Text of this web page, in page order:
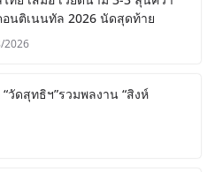
นติเนนทัล 2026 นัดสุดท้าย
2026
วัดสุทธิฯ”รวมพลงาน “สิงห์